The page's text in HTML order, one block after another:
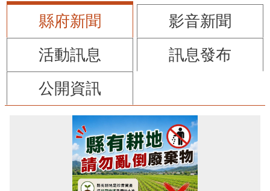
縣府新聞
影音新聞
活動訊息
訊息發布
公開資訊